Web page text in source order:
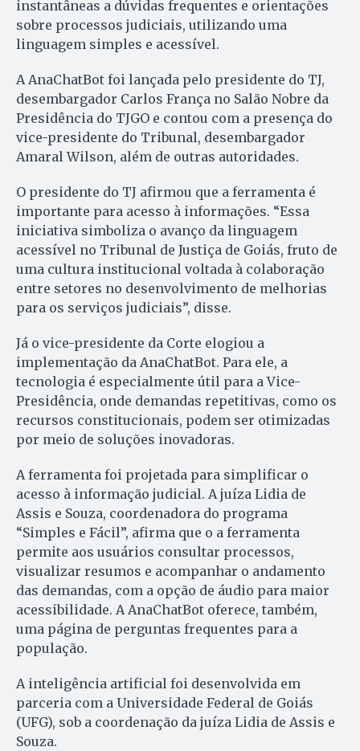
instantâneas a dúvidas frequentes e orientações
sobre processos judiciais, utilizando uma
linguagem simples e acessível.
A AnaChatBot foi lançada pelo presidente do TJ,
desembargador Carlos França no Salão Nobre da
Presidência do TJGO e contou com a presença do
vice-presidente do Tribunal, desembargador
Amaral Wilson, além de outras autoridades.
O presidente do TJ afirmou que a ferramenta é
importante para acesso à informações. “Essa
iniciativa simboliza o avanço da linguagem
acessível no Tribunal de Justiça de Goiás, fruto de
uma cultura institucional voltada à colaboração
entre setores no desenvolvimento de melhorias
para os serviços judiciais”, disse.
Já o vice-presidente da Corte elogiou a
implementação da AnaChatBot. Para ele, a
tecnologia é especialmente útil para a Vice-
Presidência, onde demandas repetitivas, como os
recursos constitucionais, podem ser otimizadas
por meio de soluções inovadoras.
A ferramenta foi projetada para simplificar o
acesso à informação judicial. A juíza Lidia de
Assis e Souza, coordenadora do programa
“Simples e Fácil”, afirma que o a ferramenta
permite aos usuários consultar processos,
visualizar resumos e acompanhar o andamento
das demandas, com a opção de áudio para maior
acessibilidade. A AnaChatBot oferece, também,
uma página de perguntas frequentes para a
população.
A inteligência artificial foi desenvolvida em
parceria com a Universidade Federal de Goiás
(UFG), sob a coordenação da juíza Lidia de Assis e
Souza.